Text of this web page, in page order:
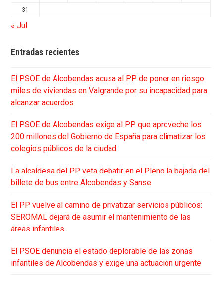
31
« Jul
Entradas recientes
El PSOE de Alcobendas acusa al PP de poner en riesgo
miles de viviendas en Valgrande por su incapacidad para
alcanzar acuerdos
El PSOE de Alcobendas exige al PP que aproveche los
200 millones del Gobierno de España para climatizar los
colegios públicos de la ciudad
La alcaldesa del PP veta debatir en el Pleno la bajada del
billete de bus entre Alcobendas y Sanse
El PP vuelve al camino de privatizar servicios públicos:
SEROMAL dejará de asumir el mantenimiento de las
áreas infantiles
El PSOE denuncia el estado deplorable de las zonas
infantiles de Alcobendas y exige una actuación urgente